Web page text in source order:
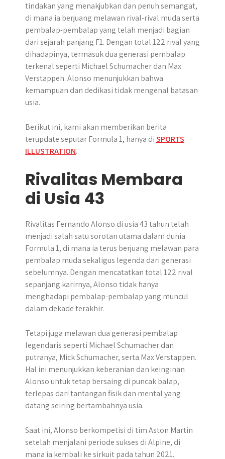
tindakan yang menakjubkan dan penuh semangat,
di mana ia berjuang melawan rival-rival muda serta
pembalap-pembalap yang telah menjadi bagian
dari sejarah panjang F1. ​Dengan total 122 rival yang
dihadapinya, termasuk dua generasi pembalap
terkenal seperti Michael Schumacher dan Max
Verstappen. Alonso menunjukkan bahwa
kemampuan dan dedikasi tidak mengenal batasan
usia.
Berikut ini, kami akan memberikan berita
terupdate seputar Formula 1, hanya diSPORTS
ILLUSTRATION.
Rivalitas Membara
di Usia 43
Rivalitas Fernando Alonso di usia 43 tahun telah
menjadi salah satu sorotan utama dalam dunia
Formula 1, di mana ia terus berjuang melawan para
pembalap muda sekaligus legenda dari generasi
sebelumnya.​ Dengan mencatatkan total 122 rival
sepanjang karirnya, Alonso tidak hanya
menghadapi pembalap-pembalap yang muncul
dalam dekade terakhir.
Tetapi juga melawan dua generasi pembalap
legendaris seperti Michael Schumacher dan
putranya, Mick Schumacher, serta Max Verstappen.
Hal ini menunjukkan keberanian dan keinginan
Alonso untuk tetap bersaing di puncak balap,
terlepas dari tantangan fisik dan mental yang
datang seiring bertambahnya usia.
Saat ini, Alonso berkompetisi di tim Aston Martin
setelah menjalani periode sukses di Alpine, di
mana ia kembali ke sirkuit pada tahun 2021.